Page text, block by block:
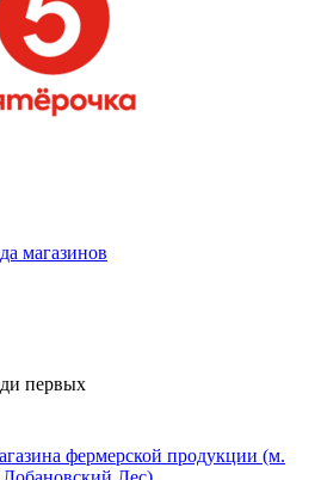
магазинов
первых
фермерской продукции (м.